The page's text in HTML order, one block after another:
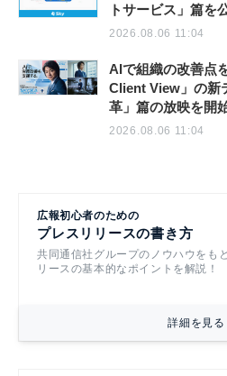
トサービス」篇を
2026.08.06 11:04
AIで組織の改善点
Client View」の新
革」篇の放映を開
2026.08.06 11:04
広報初心者のための
プレスリリースの書き方
共同通信社グループのノウハウをも
リースの基本的なポイントを解説！
詳細を見る